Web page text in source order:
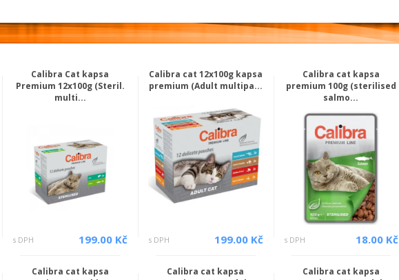
Calibra Cat kapsa
Premium 12x100g (Steril.
multi...
s DPH 199.00 Kč
Calibra cat 12x100g kapsa
premium (Adult multipa...
s DPH 199.00 Kč
Calibra cat kapsa
premium 100g (sterilised
salmo...
s DPH 18.00 Kč
Calibra cat kapsa
Calibra cat kapsa
Calibra cat kapsa